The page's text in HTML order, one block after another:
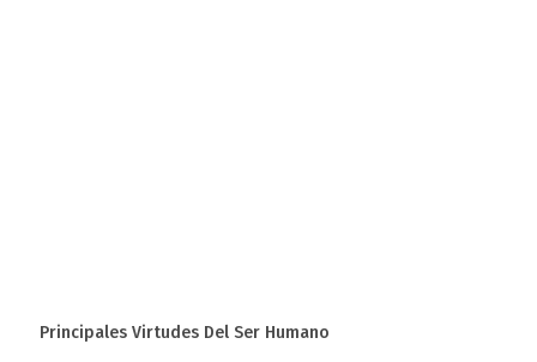
Principales Virtudes Del Ser Humano